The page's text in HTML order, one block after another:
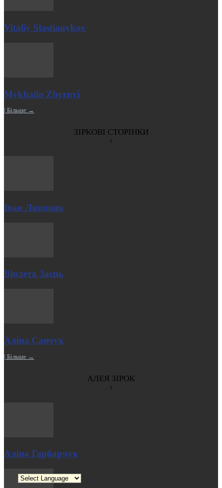
Vitaliy Slastianykov
Mykhailo Zhyrnyi
| Більше →
ЗІРКОВІ СТОРІНКИ
Іван Липовик
Віолета Заєць
Аліна Савчук
| Більше →
АЛЕЯ ЗІРОК
Аліна Гарбарчук